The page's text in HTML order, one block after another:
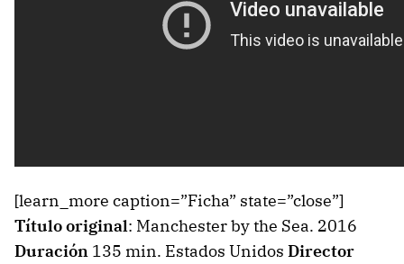
[learn_more caption=”Ficha” state=”close”]
Título original: Manchester by the Sea. 2016
Duración 135 min. Estados Unidos Director